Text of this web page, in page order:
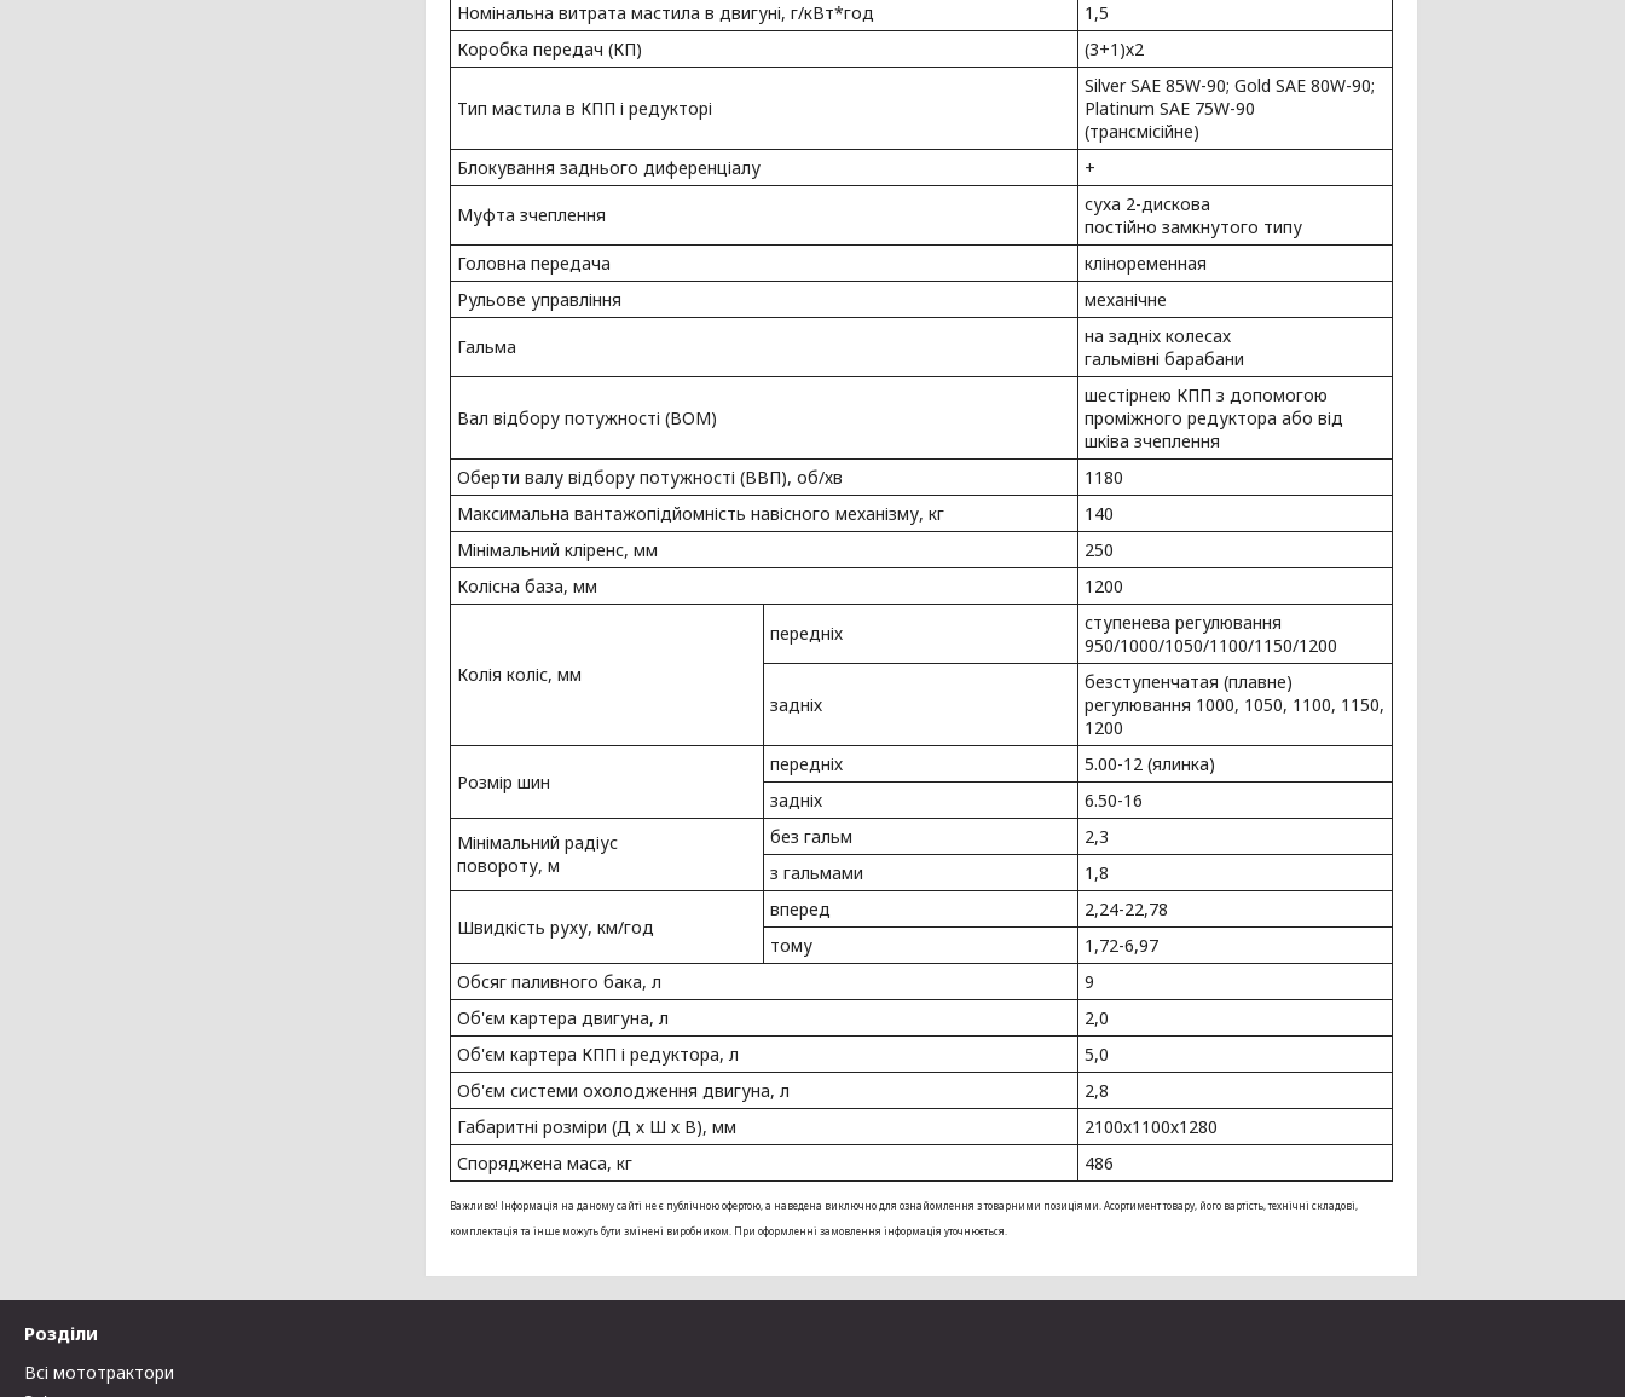
Номінальна витрата мастила в двигуні, г/кВт*год
1,5
Коробка передач (КП)
(3+1)х2
Тип мастила в КПП і редукторі
Silver SAE 85W-90; Gold SAE 80W-90;
Platinum SAE 75W-90
(трансмісійне)
Блокування заднього диференціалу
+
Муфта зчеплення
суха 2-дискова
постійно замкнутого типу
Головна передача
кліноременная
Рульове управління
механічне
Гальма
на задніх колесах
гальмівні барабани
Вал відбору потужності (ВОМ)
шестірнею КПП з допомогою
проміжного редуктора або від
шківа зчеплення
Оберти валу відбору потужності (ВВП), об/хв
1180
Максимальна вантажопідйомність навісного механізму, кг
140
Мінімальний кліренс, мм
250
Колісна база, мм
1200
Колія коліс, мм
передніх
ступенева регулювання
950/1000/1050/1100/1150/1200
задніх
безступенчатая (плавне)
регулювання 1000, 1050, 1100, 1150,
1200
Розмір шин
передніх
5.00-12 (ялинка)
задніх
6.50-16
Мінімальний радіус
повороту, м
без гальм
2,3
з гальмами
1,8
Швидкість руху, км/год
вперед
2,24-22,78
тому
1,72-6,97
Обсяг паливного бака, л
9
Об'єм картера двигуна, л
2,0
Об'єм картера КПП і редуктора, л
5,0
Об'єм системи охолодження двигуна, л
2,8
Габаритні розміри (Д х Ш х В), мм
2100х1100х1280
Споряджена маса, кг
486
Важливо! Інформація на даному сайті не є публічною офертою, а наведена виключно для ознайомлення з товарними позиціями. Асортимент товару, його вартість, технічні складові,
комплектація та інше можуть бути змінені виробником. При оформленні замовлення інформація уточнюється.
Розділи
Всі мототрактори